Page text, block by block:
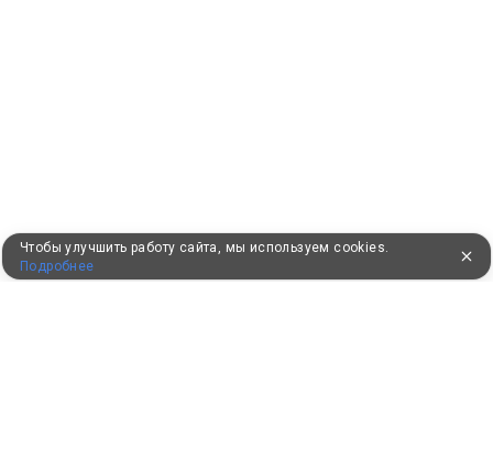
Чтобы улучшить работу сайта, мы используем cookies.
Подробнее